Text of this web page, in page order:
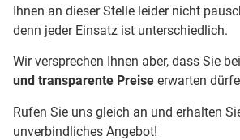
Ihnen an dieser Stelle leider nicht
denn jeder Einsatz ist unterschiedlich.
Wir versprechen Ihnen aber, dass Sie
und transparente Preise erwarten
Rufen Sie uns gleich an und erhalten
unverbindliches Angebot!